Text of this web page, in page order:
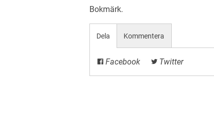
Bokmärk.
Dela
Facebook Twitter
Kommentera